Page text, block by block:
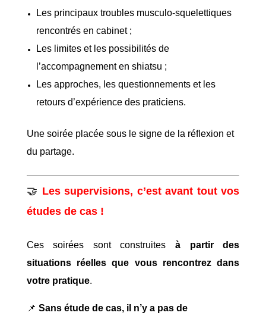
Les principaux troubles musculo-squelettiques
rencontrés en cabinet ;
Les limites et les possibilités de
l’accompagnement en shiatsu ;
Les approches, les questionnements et les
retours d’expérience des praticiens.
Une soirée placée sous le signe de la réflexion et
du partage.
🤝 Les supervisions, c’est avant tout vos
études de cas !
Ces soirées sont construitesà partir des
situations réelles que vous rencontrez dans
votre pratique.
📌 Sans étude de cas, il n’y a pas de